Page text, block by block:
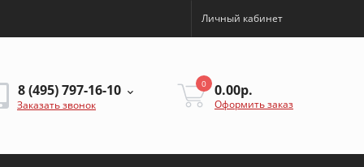
Личный кабинет
8 (495) 797-16-10
Заказать звонок
0 0.00р.
Оформить заказ